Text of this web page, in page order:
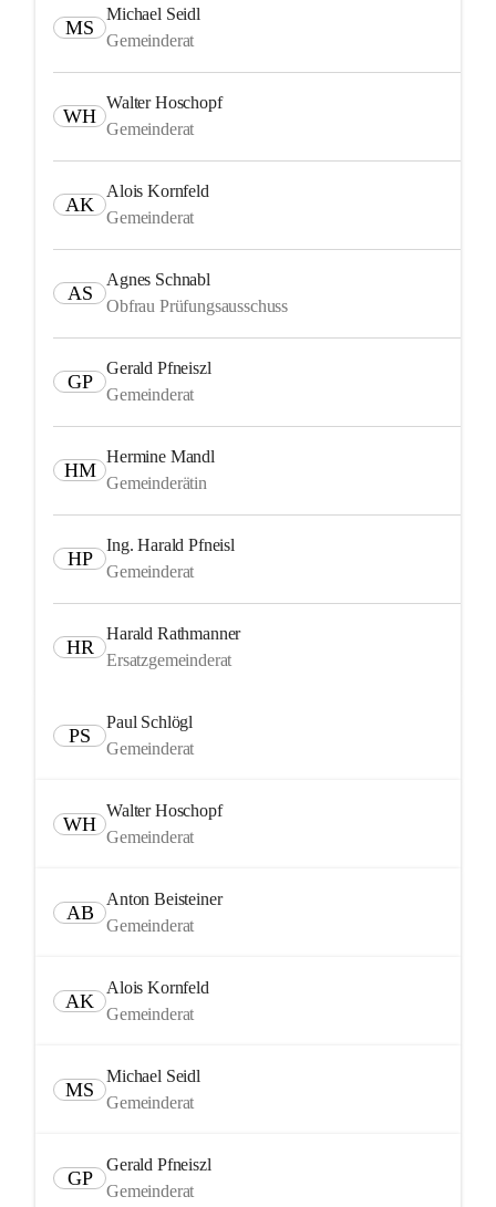
MS
Michael Seidl
Gemeinderat
WH
Walter Hoschopf
Gemeinderat
AK
Alois Kornfeld
Gemeinderat
AS
Agnes Schnabl
Obfrau Prüfungsausschuss
GP
Gerald Pfneiszl
Gemeinderat
HM
Hermine Mandl
Gemeinderätin
HP
Ing. Harald Pfneisl
Gemeinderat
HR
Harald Rathmanner
Ersatzgemeinderat
PS
Paul Schlögl
Gemeinderat
WH
Walter Hoschopf
Gemeinderat
AB
Anton Beisteiner
Gemeinderat
AK
Alois Kornfeld
Gemeinderat
MS
Michael Seidl
Gemeinderat
GP
Gerald Pfneiszl
Gemeinderat